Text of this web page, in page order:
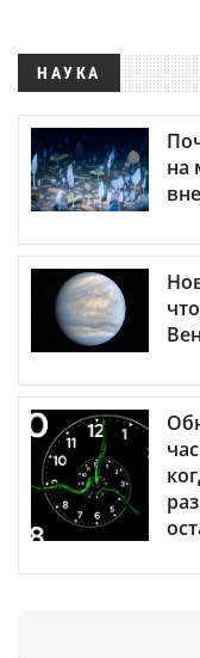
НАУКА
на